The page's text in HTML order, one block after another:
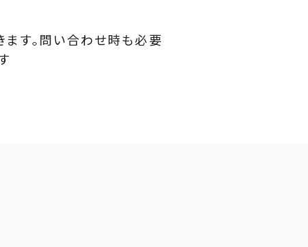
ます。問い合わせ時も必要